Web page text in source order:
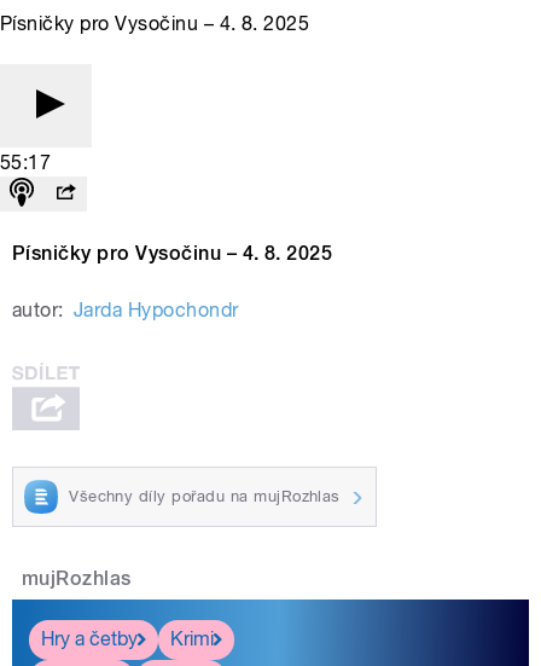
Písničky pro Vysočinu – 4. 8. 2025
55:17
Písničky pro Vysočinu – 4. 8. 2025
autor: Jarda Hypochondr
Všechny díly pořadu na mujRozhlas
mujRozhlas
Hry a četby
Krimi